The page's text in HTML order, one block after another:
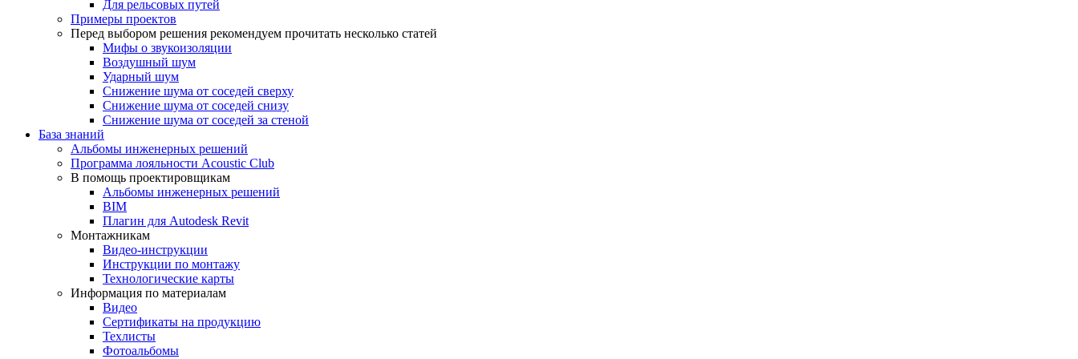
Для рельсовых путей
Примеры проектов
Перед выбором решения рекомендуем прочитать несколько статей
Мифы о звукоизоляции
Воздушный шум
Ударный шум
Снижение шума от соседей сверху
Снижение шума от соседей снизу
Снижение шума от соседей за стеной
База знаний
Альбомы инженерных решений
Программа лояльности Acoustic Club
В помощь проектировщикам
Альбомы инженерных решений
BIM
Плагин для Autodesk Revit
Монтажникам
Видео-инструкции
Инструкции по монтажу
Технологические карты
Информация по материалам
Видео
Сертификаты на продукцию
Техлисты
Фотоальбомы